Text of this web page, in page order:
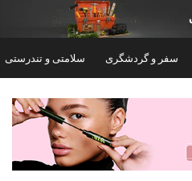
سفر و گردشگری سلامتی و تندرستی